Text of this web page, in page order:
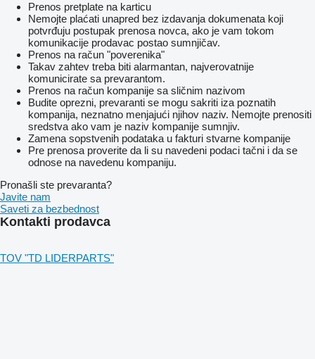
Prenos pretplate na karticu
Nemojte plaćati unapred bez izdavanja dokumenata koji
potvrđuju postupak prenosa novca, ako je vam tokom
komunikacije prodavac postao sumnjičav.
Prenos na račun "poverenika"
Takav zahtev treba biti alarmantan, najverovatnije
komunicirate sa prevarantom.
Prenos na račun kompanije sa sličnim nazivom
Budite oprezni, prevaranti se mogu sakriti iza poznatih
kompanija, neznatno menjajući njihov naziv. Nemojte prenositi
sredstva ako vam je naziv kompanije sumnjiv.
Zamena sopstvenih podataka u fakturi stvarne kompanije
Pre prenosa proverite da li su navedeni podaci tačni i da se
odnose na navedenu kompaniju.
Pronašli ste prevaranta?
Javite nam
Saveti za bezbednost
Kontakti prodavca
TOV "TD LIDERPARTS"